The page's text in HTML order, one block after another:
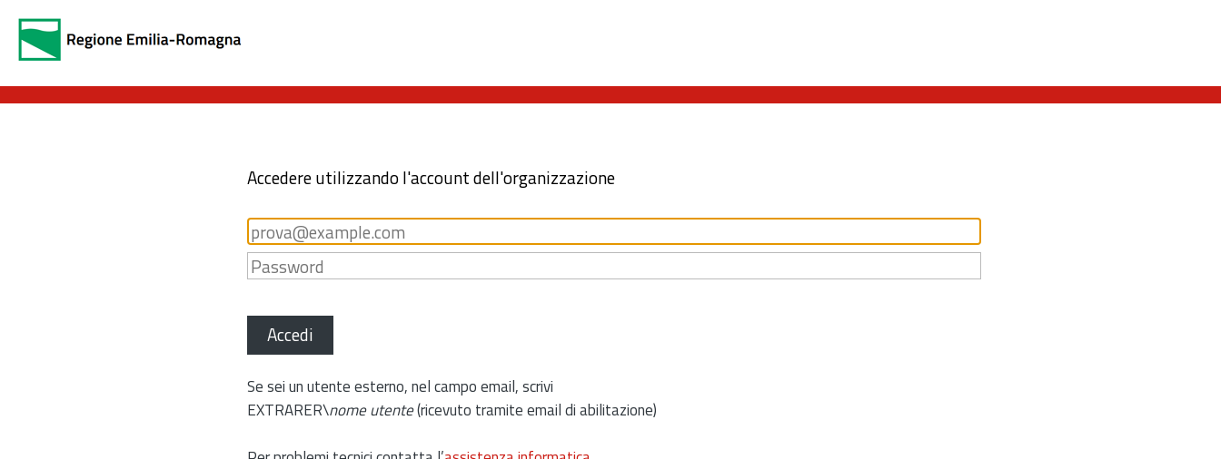
Accedere utilizzando l'account dell'organizzazione
Accedi
Se sei un utente esterno, nel campo email, scrivi
EXTRARER\nome utente(ricevuto tramite email di abilitazione)